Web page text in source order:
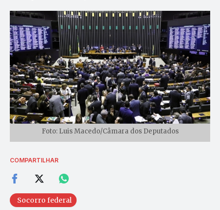
Foto: Luis Macedo/Câmara dos Deputados
COMPARTILHAR
Socorro federal